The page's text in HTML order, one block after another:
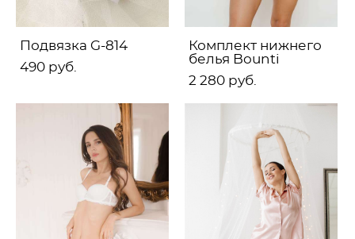
Подвязка G-814
490 pуб.
Комплект нижнего
белья Bounti
2 280 pуб.